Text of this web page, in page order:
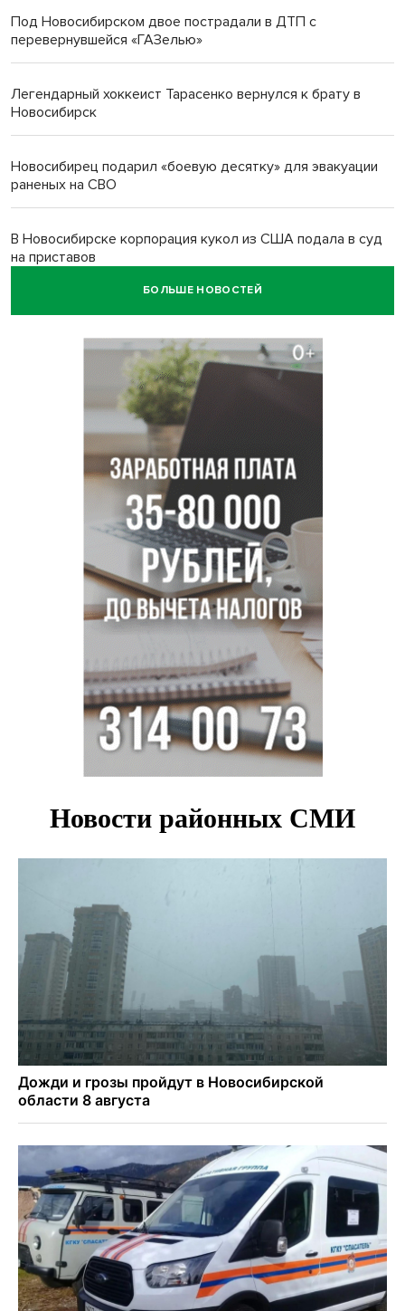
Под Новосибирском двое пострадали в ДТП с
перевернувшейся «ГАЗелью»
Легендарный хоккеист Тарасенко вернулся к брату в
Новосибирск
Новосибирец подарил «боевую десятку» для эвакуации
раненых на СВО
В Новосибирске корпорация кукол из США подала в суд
на приставов
БОЛЬШЕ НОВОСТЕЙ